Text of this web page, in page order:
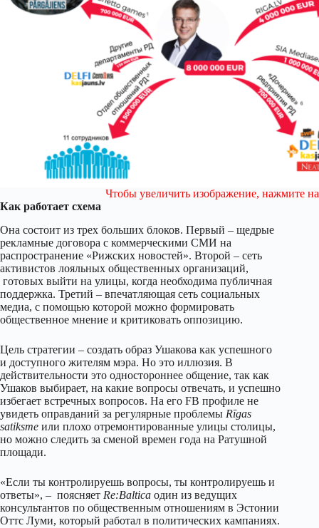
Чтобы увеличить изображение, нажмите
Как работает схема
Она состоит из трех больших блоков. Первый – щедрые
рекламные договора с коммерческими СМИ на
распространение «Рижских новостей». Второй – сеть
активистов лояльных общественных организаций,
готовых выйти на улицы, когда необходима публичная
поддержка. Третий – впечатляющая сеть социальных
медиа, с помощью которой можно формировать
общественное мнение и критиковать оппозицию.
Цель стратегии – создать образ Ушакова как успешного
и доступного жителям мэра. Но это иллюзия. В
действительности это одностороннее общение, так как
Ушаков выбирает, на какие вопросы отвечать, и успешно
избегает встречных вопросов. На его FB профиле не
увидеть оправданий за регулярные проблемы Rīgas
satiksme или плохо отремонтированные улицы столицы,
но можно следить за сменой времен года на Ратушной
площади.
«Если ты контролируешь вопросы, ты контролируешь и
ответы», – поясняет Re:Baltica один из ведущих
консультантов по общественным отношениям в Эстонии
Оттс Луми, который работал в политических кампаниях.